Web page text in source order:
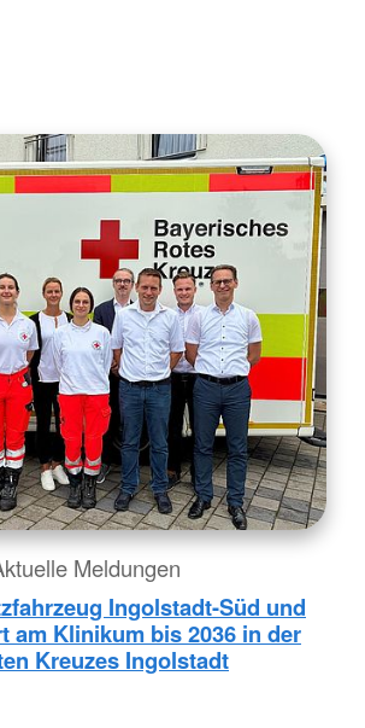
Meldungen
Ingolstadt-Süd und
am Klinikum bis 2036 in der
Kreuzes Ingolstadt